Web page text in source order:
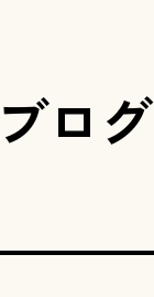
ブログ